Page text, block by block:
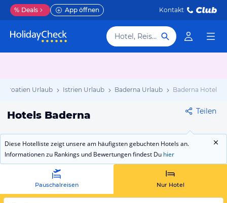
% Deals App öffnen Kontakt
Hotel, Reiseziel
Kroatien Urlaub Istrien Urlaub Baderna Urlaub Baderna Hotels
Hotels Baderna Teilen
Diese Hotelliste zeigt unsere am häufigsten gebuchten Hotels an.
Informationen zu Rankings und Bewertungen findest Du hier
Pauschalreisen Nur Hotel